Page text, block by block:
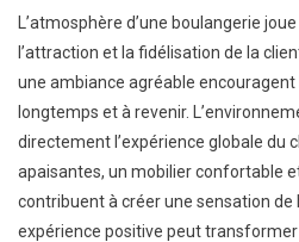
L’atmosphère d’une boulangerie
l’attraction et la fidélisation de la
une ambiance agréable
longtemps et à revenir.
directement l’expérience globale du
apaisantes, un mobilier confortable
contribuent à créer une sensation
expérience positive peut